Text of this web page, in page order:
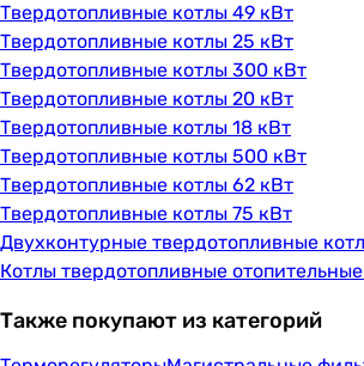
Твердотопливные котлы 49 кВт
Твердотопливные котлы 25 кВт
Твердотопливные котлы 300 кВт
Твердотопливные котлы 20 кВт
Твердотопливные котлы 18 кВт
Твердотопливные котлы 500 кВт
Твердотопливные котлы 62 кВт
Твердотопливные котлы 75 кВт
Двухконтурные твердотопливные
Котлы твердотопливные
Также покупают из категорий